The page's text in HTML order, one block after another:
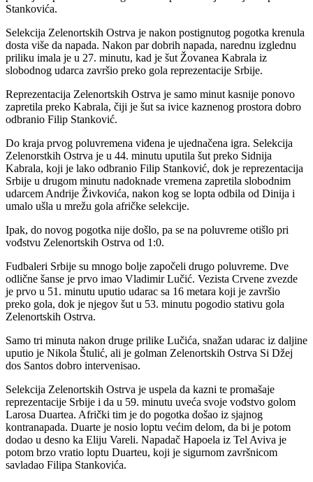
Stankovića.
Selekcija Zelenortskih Ostrva je nakon postignutog pogotka krenula
dosta više da napada. Nakon par dobrih napada, narednu izglednu
priliku imala je u 27. minutu, kad je šut Žovanea Kabrala iz
slobodnog udarca završio preko gola reprezentacije Srbije.
Reprezentacija Zelenortskih Ostrva je samo minut kasnije ponovo
zapretila preko Kabrala, čiji je šut sa ivice kaznenog prostora dobro
odbranio Filip Stanković.
Do kraja prvog poluvremena viđena je ujednačena igra. Selekcija
Zelenorstkih Ostrva je u 44. minutu uputila šut preko Sidnija
Kabrala, koji je lako odbranio Filip Stanković, dok je reprezentacija
Srbije u drugom minutu nadoknade vremena zapretila slobodnim
udarcem Andrije Živkovića, nakon kog se lopta odbila od Dinija i
umalo ušla u mrežu gola afričke selekcije.
Ipak, do novog pogotka nije došlo, pa se na poluvreme otišlo pri
vođstvu Zelenortskih Ostrva od 1:0.
Fudbaleri Srbije su mnogo bolje započeli drugo poluvreme. Dve
odlične šanse je prvo imao Vladimir Lučić. Vezista Crvene zvezde
je prvo u 51. minutu uputio udarac sa 16 metara koji je završio
preko gola, dok je njegov šut u 53. minutu pogodio stativu gola
Zelenortskih Ostrva.
Samo tri minuta nakon druge prilike Lučića, snažan udarac iz daljine
uputio je Nikola Štulić, ali je golman Zelenortskih Ostrva Si Džej
dos Santos dobro intervenisao.
Selekcija Zelenortskih Ostrva je uspela da kazni te promašaje
reprezentacije Srbije i da u 59. minutu uveća svoje vođstvo golom
Larosa Duartea. Afrički tim je do pogotka došao iz sjajnog
kontranapada. Duarte je nosio loptu većim delom, da bi je potom
dodao u desno ka Eliju Vareli. Napadač Hapoela iz Tel Aviva je
potom brzo vratio loptu Duarteu, koji je sigurnom završnicom
savladao Filipa Stankovića.